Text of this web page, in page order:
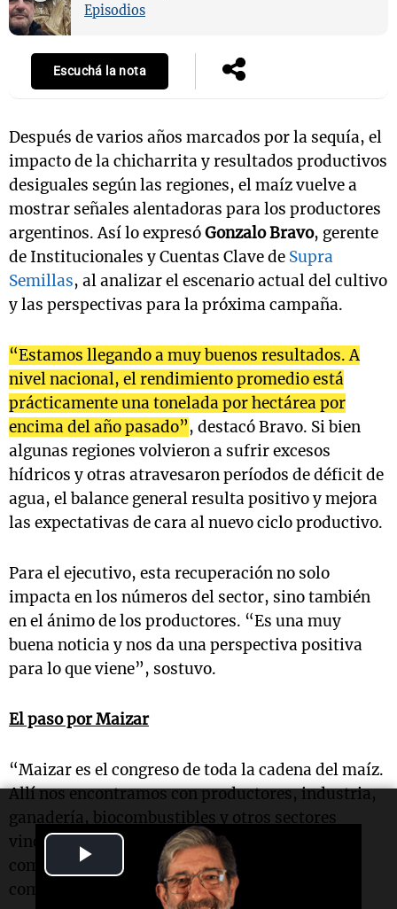
Video
Episodios
Escuchá la nota
Después de varios años marcados por la sequía, el
impacto de la chicharrita y resultados productivos
desiguales según las regiones, el maíz vuelve a
mostrar señales alentadoras para los productores
argentinos. Así lo expresóGonzalo Bravo, gerente
de Institucionales y Cuentas Clave de Supra
Semillas, al analizar el escenario actual del cultivo
y las perspectivas para la próxima campaña.
“Estamos llegando a muy buenos resultados. A
nivel nacional, el rendimiento promedio está
prácticamente una tonelada por hectárea por
encima del año pasado”, destacó Bravo. Si bien
algunas regiones volvieron a sufrir excesos
hídricos y otras atravesaron períodos de déficit de
agua, el balance general resulta positivo y mejora
las expectativas de cara al nuevo ciclo productivo.
Para el ejecutivo, esta recuperación no solo
impacta en los números del sector, sino también
en el ánimo de los productores. “Es una muy
buena noticia y nos da una perspectiva positiva
para lo que viene”, sostuvo.
El paso por Maizar
“Maizar es el congreso de toda la cadena del maíz.
Allí nos encontramos con productores, industria,
ganadería, biocombustibles y otros sectores
vinculados. Es un foro muy importante para
compartir visiones y construir estrategias
comunes”, explicó Bravo.